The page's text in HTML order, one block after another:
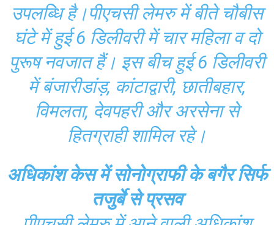
उपलब्धि है।पीएचसी लेमरु में बीते चौबीस
घंटे में हुई 6 डिलीवरी में चार महिला व दो
पुरूष नवजात हैं। इस बीच हुई 6 डिलीवरी
में बंजारीडांड़, कांटाद्वारी, छातीबहार,
विमलता, देवपहरी और अरसेना से
हितग्राही शामिल रहे।
अधिकांश केस में सोनोग्राफी के बगैर सिर्फ
तजुर्बे से प्रसव